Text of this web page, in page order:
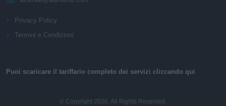
Privacy Policy
Termini e Condizioni
Puoi scaricare il tariffario completo dei servizi cliccando qui
© Copyright 2026. All Rights Reserved.